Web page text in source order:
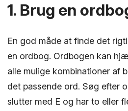
1. Brug en
En god måde at finde det
en ordbog. Ordbogen kan
alle mulige kombinationer af
det passende ord. Søg efter
slutter med E og har to eller